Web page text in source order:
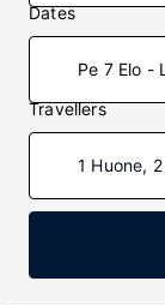
Dates
Pe 7 Elo -
Travellers
1 Huone,